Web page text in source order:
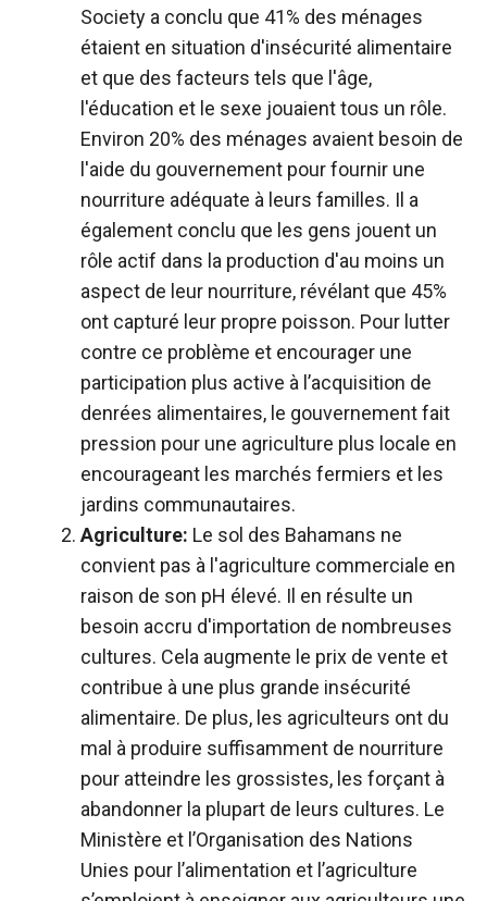
Society a conclu que 41% des ménages
étaient en situation d'insécurité alimentaire
et que des facteurs tels que l'âge,
l'éducation et le sexe jouaient tous un rôle.
Environ 20% des ménages avaient besoin de
l'aide du gouvernement pour fournir une
nourriture adéquate à leurs familles. Il a
également conclu que les gens jouent un
rôle actif dans la production d'au moins un
aspect de leur nourriture, révélant que 45%
ont capturé leur propre poisson. Pour lutter
contre ce problème et encourager une
participation plus active à l’acquisition de
denrées alimentaires, le gouvernement fait
pression pour une agriculture plus locale en
encourageant les marchés fermiers et les
jardins communautaires.
Agriculture: Le sol des Bahamans ne
convient pas à l'agriculture commerciale en
raison de son pH élevé. Il en résulte un
besoin accru d'importation de nombreuses
cultures. Cela augmente le prix de vente et
contribue à une plus grande insécurité
alimentaire. De plus, les agriculteurs ont du
mal à produire suffisamment de nourriture
pour atteindre les grossistes, les forçant à
abandonner la plupart de leurs cultures. Le
Ministère et l’Organisation des Nations
Unies pour l’alimentation et l’agriculture